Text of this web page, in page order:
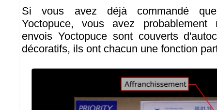
Si vous avez déjà commandé
Yoctopuce, vous avez probablement
envois Yoctopuce sont couverts
décoratifs, ils ont chacun une fonction